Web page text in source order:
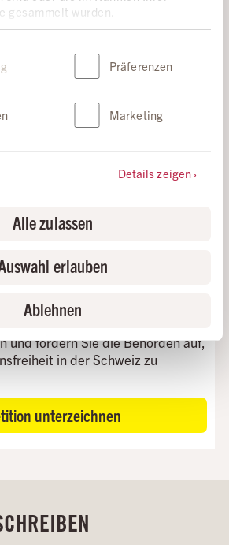
gesammelt wurden.
Präferenzen
Marketing
Details zeigen
Alle zulassen
erlauben
Ablehnen
immer wieder durch Verbote
und fordern Sie die Behörden auf,
in der Schweiz zu
unterzeichnen